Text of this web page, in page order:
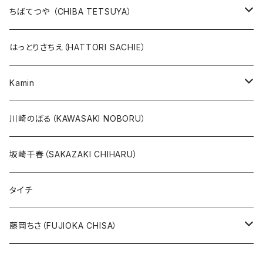
版画
10万未満
20万未満
本、カレンダー
イバラード新作版画2026
版画
鉄腕アトム
ジャングル大帝
その他
人気作品TOP10
ちばてつや （CHIBA TETSUYA）
版画
あしたのジョー
その他
人気作品TOP5
はっとりさちえ（HATTORI SACHIE）
Kamin
版画
川崎のぼる（KAWASAKI NOBORU）
坂崎千春（SAKAZAKI CHIHARU）
タイチ
藤岡ちさ（FUJIOKA CHISA）